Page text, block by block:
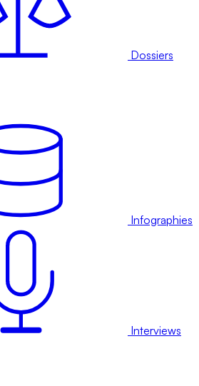
Dossiers
Infographies
Interviews